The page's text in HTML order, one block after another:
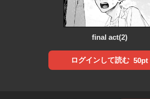
final act(2)
ログインして読む 50pt